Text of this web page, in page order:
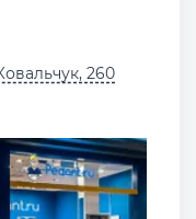
260